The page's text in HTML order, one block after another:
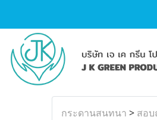
กระดานสนทนา > สอบ